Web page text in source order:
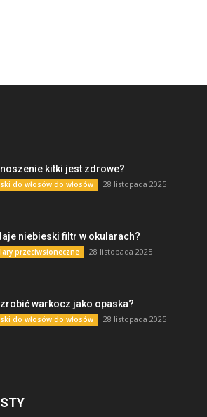
noszenie kitki jest zdrowe?
do włosów do włosów 28 listopada 2025
niebieski filtr w okularach?
przeciwsłoneczne 28 listopada 2025
warkocz jako opaska?
do włosów do włosów 28 listopada 2025